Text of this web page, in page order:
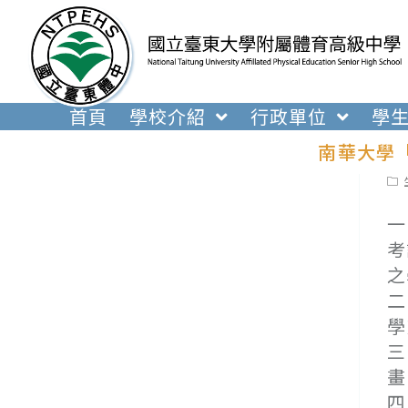
內
首頁 學校介紹 行政單位 學
南華大學
畫